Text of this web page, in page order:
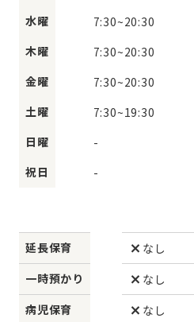
水曜
7:30~20:30
木曜
7:30~20:30
金曜
7:30~20:30
土曜
7:30~19:30
日曜
-
祝日
-
延長保育
なし
一時預かり
なし
病児保育
なし